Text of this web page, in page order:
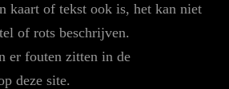
kaart of tekst ook is, het kan niet
of rots beschrijven.
er fouten zitten in de
deze site.